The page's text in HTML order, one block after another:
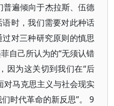
普遍倾向于杰拉斯、伍德
时，我们需要对此种话
对三种研究原则的慎思
自己所认为的“无须认错
因为这关切到我们在“后
对马克思主义与社会现实
时代革命的新反思”。 9